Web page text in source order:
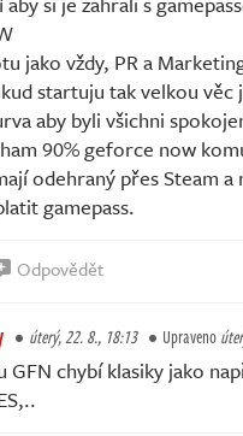
jako vždy, PR a
startuju tak velkou věc
aby byli všichni
90% geforce now
odehraný přes Steam
gamepass.
Odpovědět
úterý, 22. 8., 18:13 Upraveno
GFN chybí klasiky jako